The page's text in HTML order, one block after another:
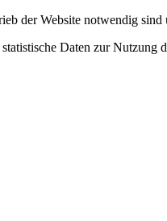
der Website notwendig sind
Daten zur Nutzung